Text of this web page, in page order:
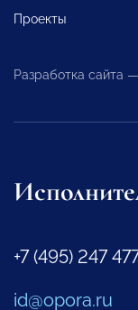
Проекты
Разработка сайта —
+7 (495) 247
id@opora.ru